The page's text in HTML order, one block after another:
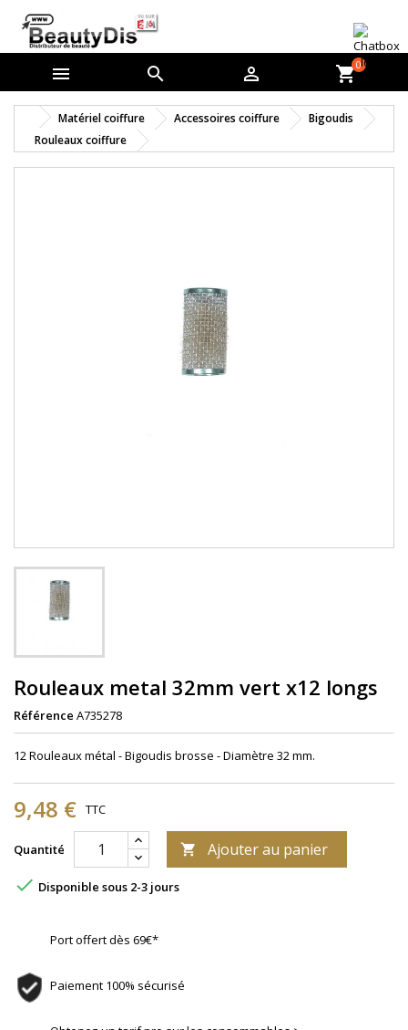
   shopping_cart0
Matériel coiffure Accessoires coiffure
Bigoudis
Rouleaux coiffure
Rouleaux metal 32mm vert x12 longs
Référence A735278
12 Rouleaux métal - Bigoudis brosse - Diamètre 32 mm.
9,48 € TTC
Quantité  Ajouter au panier
 Disponible sous 2-3 jours
Port offert dès 69€*
Paiement 100% sécurisé